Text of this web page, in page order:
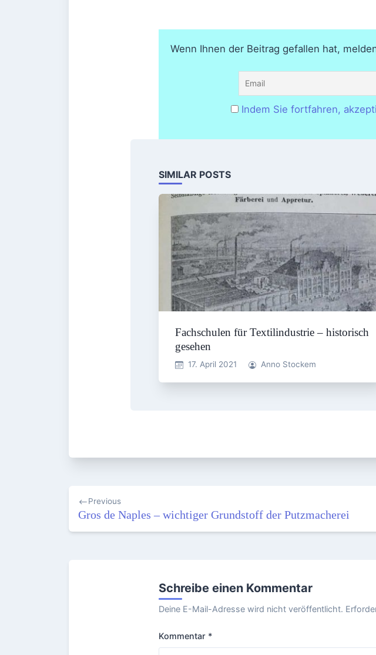
Wenn Ihnen der Beitrag gefallen hat,
Indem Sie fortfahren,
SIMILAR POSTS
Fachschulen für Textilindustrie – historisch
gesehen
17. April 2021 Anno Stockem
Beitragsnavigation
Previous
Gros de Naples – wichtiger Grundstoff der Putzmacherei
Schreibe einen Kommentar
Deine E-Mail-Adresse wird nicht veröffentlicht.
Kommentar *